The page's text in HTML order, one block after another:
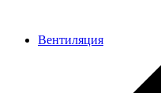
Вентиляция